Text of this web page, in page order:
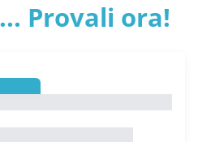
Provali ora!